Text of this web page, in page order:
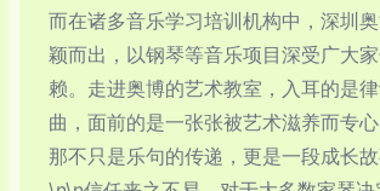
而在诸多音乐学习培训机构中，深圳
颖而出，以钢琴等音乐项目深受广大
赖。走进奥博的艺术教室，入耳的是
曲，面前的是一张张被艺术滋养而专心
那不只是乐句的传递，更是一段成长故